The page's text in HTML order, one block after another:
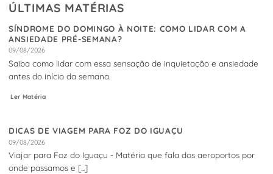
ÚLTIMAS MATÉRIAS
SÍNDROME DO DOMINGO À NOITE: COMO LIDAR COM A
ANSIEDADE PRÉ-SEMANA?
09/08/2026
Saiba como lidar com essa sensação de inquietação e ansiedade
antes do início da semana.
Ler Matéria
DICAS DE VIAGEM PARA FOZ DO IGUAÇU
09/08/2026
Viajar para Foz do Iguaçu - Matéria que fala dos aeroportos por
onde passamos e [...]